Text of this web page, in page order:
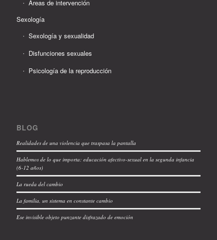
Áreas de intervención
Sexología
Sexología y sexualidad
Disfunciones sexuales
Psicología de la reproducción
BLOG
Realidades de una violencia que traspasa la pantalla
Hablemos de lo que importa: educación afectivo-sexual en la segunda infancia
(6-12 años)
La rueda del cambio
La familia, un sistema en constante cambio
Ese invisible objeto punzante disfrazado de emoción